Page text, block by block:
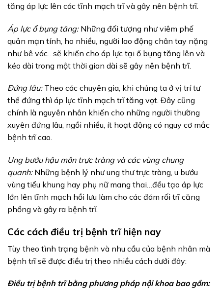
tăng áp lực lên các tĩnh mạch trĩ và gây nên bệnh trĩ.
Áp lực ổ bụng tăng: Những đối tượng như viêm phế
quản mạn tính, ho nhiều, người lao động chân tay nặng
như bê vác…sẽ khiến cho áp lực tại ổ bụng tăng lên và
kéo dài trong một thời gian dài sẽ gây nên bệnh trĩ.
Đứng lâu: Theo các chuyên gia, khi chúng ta ở vị trí tư
thế đứng thì áp lực tĩnh mạch trĩ tăng vọt. Đây cũng
chính là nguyên nhân khiến cho những người thường
xuyên đứng lâu, ngồi nhiều, ít hoạt động có nguy cơ mắc
bệnh trĩ cao.
Ung bướu hậu môn trực tràng và các vùng chung
quanh:Những bệnh lý như ung thư trực tràng, u bướu
vùng tiểu khung hay phụ nữ mang thai…đều tạo áp lực
lớn lên tĩnh mạch hồi lưu làm cho các đám rối trĩ căng
phồng và gây ra bệnh trĩ.
Các cách điều trị bệnh trĩ hiện nay
Tùy theo tình trạng bệnh và nhu cầu của bệnh nhân mà
bệnh trĩ sẽ được điều trị theo nhiều cách dưới đây:
Điều trị bệnh trĩ bằng phương pháp nội khoa bao gồm: